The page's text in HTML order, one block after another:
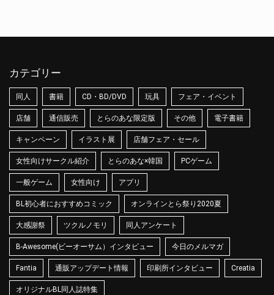
カテゴリー
同人 書籍 CD・BD/DVD 玩具 フェア・イベント
店舗 通信販売 とらのあな限定版 その他 電子書籍
キャンペーン イラスト展 店舗フェア・セール
女性向けサークル紹介 とらのあな×韓国 PCゲーム
一般ゲーム 女性向け アプリ
BL初心者におすすめコミック オンラインとら祭り2020夏
大感謝祭 ツクルノモリ 同人アンケート
B-Awesome(ビーオーサム）インタビュー 今日のメルマガ
Fantia 通販アップデート情報 印刷所インタビュー Creatia
オリジナルBL同人誌特集